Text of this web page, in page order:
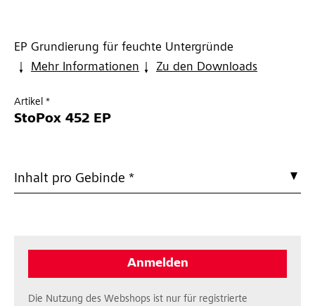
EP Grundierung für feuchte Untergründe
Mehr Informationen
Zu den Downloads
Artikel *
StoPox 452 EP
Inhalt pro Gebinde *
Anmelden
Die Nutzung des Webshops ist nur für registrierte